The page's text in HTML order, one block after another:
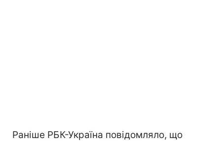
Раніше РБК-Україна повідомляло, що